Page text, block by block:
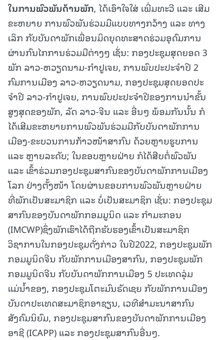
ໃນການພົວພັນດ້ານພັກ, ໄດ້ເອົາໃຈໃສ່ ເພີ່ມທະວີ ແລະ ເສີມ
ຂະຫຍາຍ ການພົວພັນຮ່ວມມືແບບທາງກວ້າງ ແລະ ທາງ
ເລິກ ກັບບັນດາພັກເພື່ອນມິດຍຸດທະສາດຮ່ວມອຸດົມການ
ຜ່ານກົນໄກການຮ່ວມມືຕ່າງໆ ເຊັ່ນ: ກອງປະຊຸມສຸດຍອດ 3
ພັກ ລາວ-ຫວຽດນາມ-ກໍາປູເຈຍ, ການພົບປະປະຈໍາປີ 2
ກົມການເມືອງ ລາວ-ຫວຽດນາມ, ກອງປະຊຸມສຸດຍອດປະ
ຈໍາປີ ລາວ-ກໍາປູເຈຍ, ການພົບປະປະຈໍາປີຂອງການນໍາຂັ້ນ
ສູງສຸດຂອງພັກ, ລັດ ລາວ-ຈີນ ແລະ ອື່ນໆ ພ້ອມກັນນັ້ນ ກໍ
ໄດ້ເສີມຂະຫຍາຍການພົວພັນຮ່ວມມືກັບບັນດາພັກການ
ເມືອງ-ຂະບວນການກ້າວໜ້າສາກົນ ດ້ວຍຫຼາຍຮູບການ
ແລະ ຫຼາຍລະດັບ; ໃນຂອບຫຼາຍຝ່າຍ ກໍໄດ້ສືບຕໍ່ພົວພັນ
ແລະ ເຂົ້າຮ່ວມກອງປະຊຸມສາກົນຂອງບັນດາພັກການເມືອງ
ໂລກ ຢ່າງຕັ້ງໜ້າ ໂດຍຜ່ານຂອບການພົວພັນຫຼາຍຝ່າຍ
ທີ່ພັກເປັນສະມາຊິກ ແລະ ບໍ່ເປັນສະມາຊິກ ເຊັ່ນ: ກອງປະຊຸມ
ສາກົນຂອງບັນດາພັກກອມມູນິດ ແລະ ກຳມະກອນ
(IMCWP)ຊຶ່ງພັກເຮົາໄດ້ຖືກຮັບຮອງເຂົ້າເປັນສະມາຊິກ
ວິຊາການໃນກອງປະຊຸມດັ່ງກ່າວ ໃນປີ2022, ກອງປະຊຸມພັກ
ກອມມູນິດຈີນ ກັບພັກການເມືອງສາກົນ, ກອງປະຊຸມພັກ
ກອມມູນິດຈີນ ກັບບັນດາພັກການເມືອງ 5 ປະເທດລຸ່ມ
ແມ່ນໍ້າຂອງ, ກອງປະຊຸມໂຕະມົນຣັດເຊຍ ກັບພັກການເມືອງ
ບັນດາປະເທດສະມາຊິກອາຊຽນ, ເວທີສຳມະນາສາກົນ
ສັງຄົມນິຍົມ, ກອງປະຊຸມສາກົນຂອງບັນດາພັກການເມືອງ
ອາຊີ (ICAPP) ແລະ ກອງປະຊຸມສາກົນອື່ນໆ.